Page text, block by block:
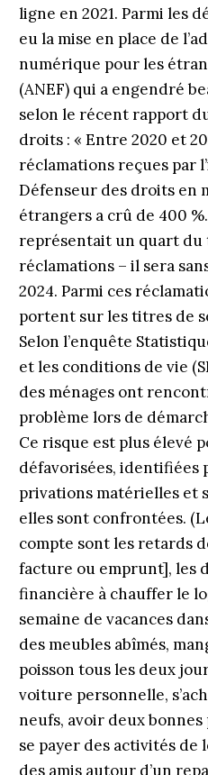
ligne en 2021. Parmi les
eu la mise en place de
numérique pour les
(ANEF) qui a engendré
selon le récent rapport
droits : « Entre 2020 et
réclamations reçues par
Défenseur des droits en
étrangers a crû de 400
représentait un quart du
réclamations – il sera
2024. Parmi ces
portent sur les titres de
Selon l’enquête
et les conditions de vie
des ménages ont
problème lors de
Ce risque est plus élevé
défavorisées, identifiées
privations matérielles et
elles sont confrontées.
compte sont les retards
facture ou emprunt], les
financière à chauffer le
semaine de vacances
des meubles abîmés,
poisson tous les deux
voiture personnelle,
neufs, avoir deux bonnes
se payer des activités de
des amis autour d’un